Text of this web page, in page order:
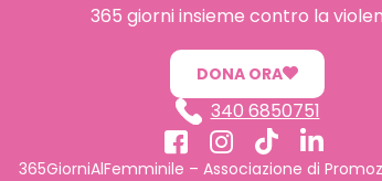
365 giorni insieme contro la
DONA ORA
340 6850751
365GiorniAlFemminile – Associazione di